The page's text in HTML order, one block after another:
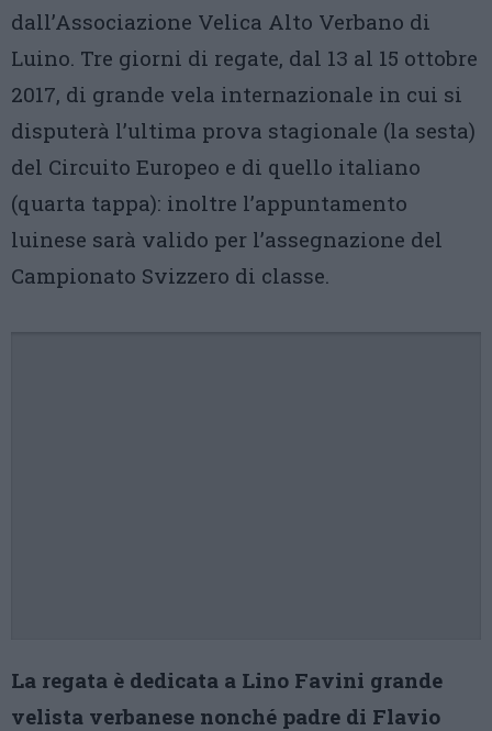
dall’Associazione Velica Alto Verbano di
Luino. Tre giorni di regate, dal 13 al 15 ottobre
2017, di grande vela internazionale in cui si
disputerà l’ultima prova stagionale (la sesta)
del Circuito Europeo e di quello italiano
(quarta tappa): inoltre l’appuntamento
luinese sarà valido per l’assegnazione del
Campionato Svizzero di classe.
La regata è dedicata a Lino Favini grande
velista verbanese nonché padre di Flavio